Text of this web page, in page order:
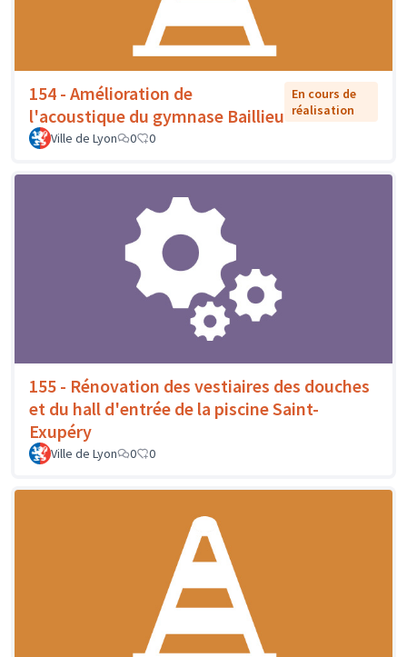
154 - Amélioration de
l'acoustique du gymnase Baillieu
En cours de
réalisation
Ville de Lyon
0 0
155 - Rénovation des vestiaires des douches
et du hall d'entrée de la piscine Saint-
Exupéry
Ville de Lyon 0 0